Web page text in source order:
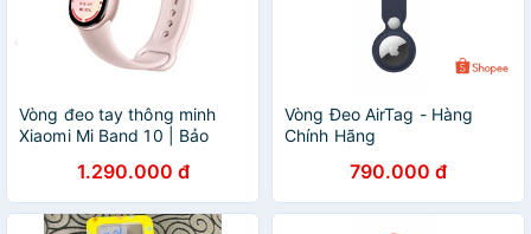
Vòng đeo tay thông minh
Xiaomi Mi Band 10 | Bảo
GiaPhucStore | Hàng Chính
Hãng
1.290.000 đ
Vòng Đeo AirTag - Hàng
Chính Hãng
790.000 đ